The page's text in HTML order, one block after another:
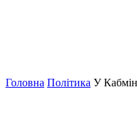
Головна Політика У